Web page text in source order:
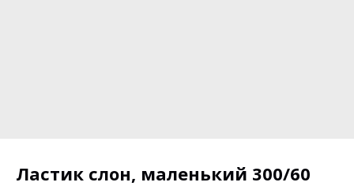
Ластик слон, маленький 300/60